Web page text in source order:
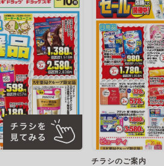
チラシのご案内